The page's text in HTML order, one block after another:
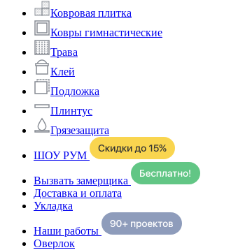
Ковровая плитка
Ковры гимнастические
Трава
Клей
Подложка
Плинтус
Грязезащита
ШОУ РУМ
Вызвать замерщика
Доставка и оплата
Укладка
Наши работы
Оверлок